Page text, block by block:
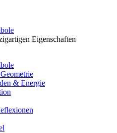
Eigenschaften
& Energie